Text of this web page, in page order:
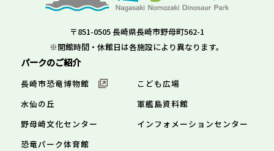
〒851-0505 長崎県長崎市野母町562-1
※開館時間・休館日は各施設により異なります。
パークのご紹介
長崎市恐竜博物館
こども広場
水仙の丘
軍艦島資料館
野母崎文化センター
インフォメーションセンター
恐竜パーク体育館